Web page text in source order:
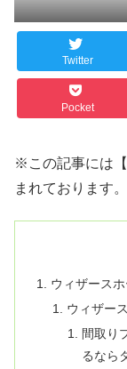
Twitter
Pocket
※この記事には
まれております。
ウィザース
ウィザー
間取り
るなら